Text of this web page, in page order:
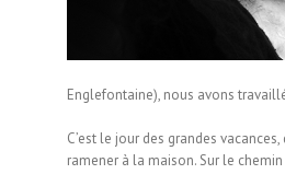
Englefontaine), nous avons
C’est le jour des grandes
ramener à la maison. Sur le